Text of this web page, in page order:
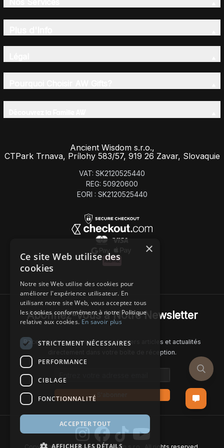
Ancient Wisdom s.r.o.,
CTPark Trnava, Prílohy 583/57, 919 26 Zavar, Slovaquie
VAT: SK2120525440
REG: 50920600
EORI : SK2120525440
Abonnez-Vous à Notre Newsletter
Recevez chaque semaine nos derniers articles et actualités
directement dans votre boîte de réception.
×
Ce site Web utilise des
cookies
Notre site Web utilise des cookies pour
améliorer l'expérience utilisateur. En
utilisant notre site Web, vous acceptez tous
les cookies conformément à notre Politique
relative aux cookies.En savoir plus
STRICTEMENT NÉCESSAIRES
PERFORMANCE
CIBLAGE
FONCTIONNALITÉ
ACCEPTER TOUT
AFFICHER LES DÉTAILS